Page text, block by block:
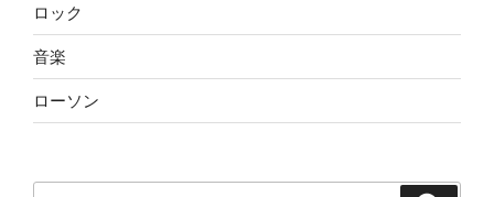
ロック
音楽
ローソン